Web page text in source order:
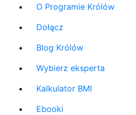
O Programie Królów
Dołącz
Blog Królów
Wybierz eksperta
Kalkulator BMI
Ebooki